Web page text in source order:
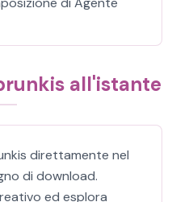
all'istante
direttamente nel
di download.
ed esplora